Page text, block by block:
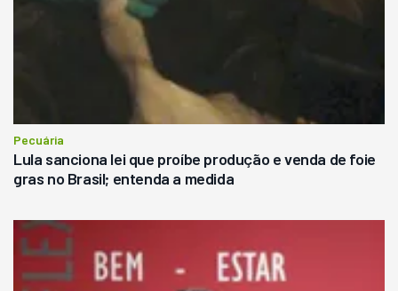
Pecuária
Lula sanciona lei que proíbe produção e venda de foie
gras no Brasil; entenda a medida